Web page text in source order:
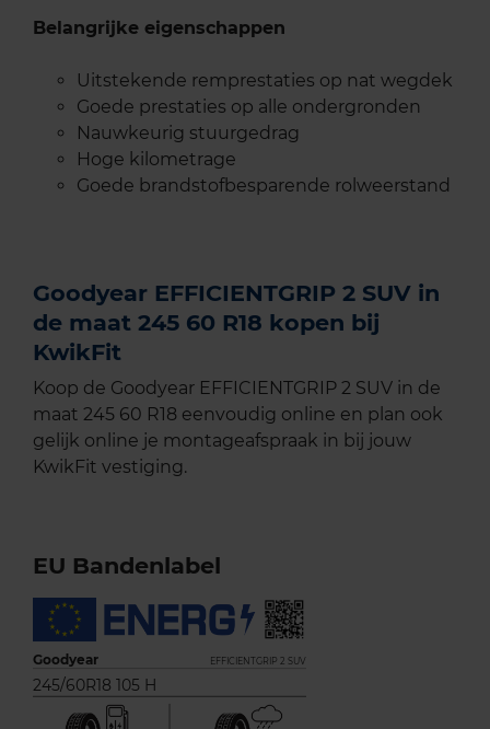
Belangrijke eigenschappen
Uitstekende remprestaties op nat wegdek
Goede prestaties op alle ondergronden
Nauwkeurig stuurgedrag
Hoge kilometrage
Goede brandstofbesparende rolweerstand
Goodyear EFFICIENTGRIP 2 SUV in
de maat 245 60 R18 kopen bij
KwikFit
Koop de Goodyear EFFICIENTGRIP 2 SUV in de
maat 245 60 R18 eenvoudig online en plan ook
gelijk online je montageafspraak in bij jouw
KwikFit vestiging.
EU Bandenlabel
Goodyear EFFICIENTGRIP 2 SUV
245/60R18 105 H